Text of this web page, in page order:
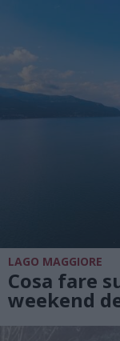
LAGO MAGGIORE
Cosa fare
weekend